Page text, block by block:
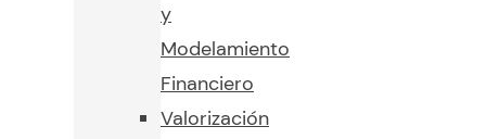
y
Modelamiento
Financiero
Valorización